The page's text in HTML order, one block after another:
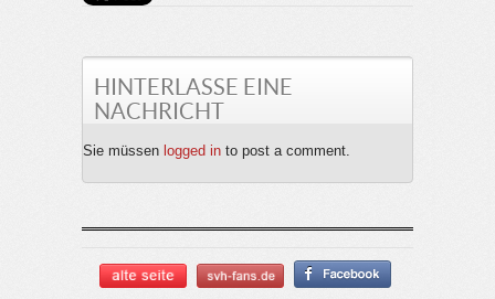
HINTERLASSE EINE
NACHRICHT
Sie müssen logged in to post a comment.